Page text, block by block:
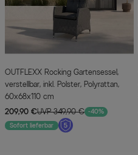
OUTFLEXX Rocking Gartensessel,
verstellbar, inkl. Polster, Polyrattan,
60x68x110 cm
209,90 €UVP 349,90 € -40%
Sofort lieferbar